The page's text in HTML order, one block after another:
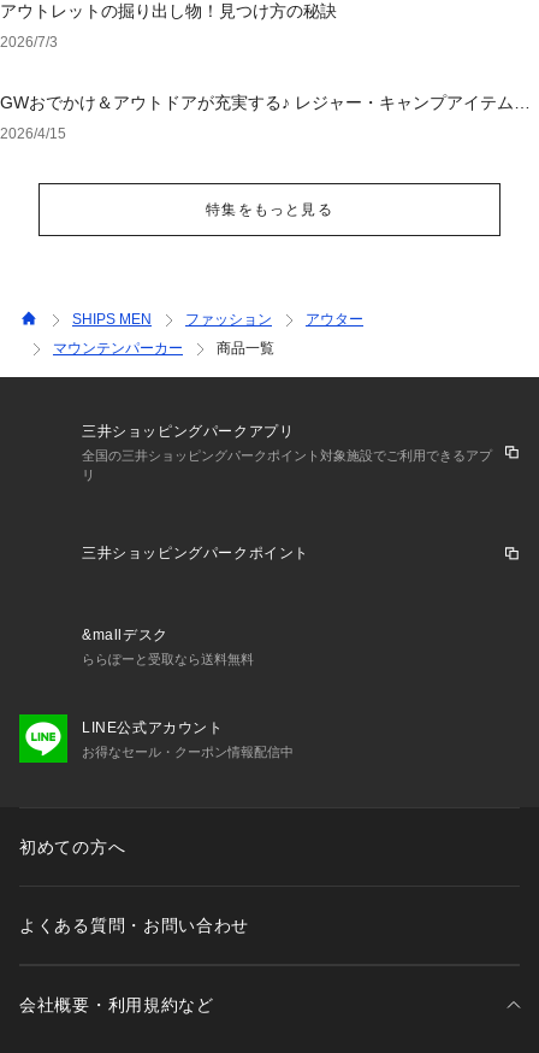
アウトレットの掘り出し物！見つけ方の秘訣
2026/7/3
GWおでかけ＆アウトドアが充実する♪ レジャー・キャンプアイテム特
集
2026/4/15
特集をもっと見る
SHIPS MEN ファッション
アウター
マウンテンパーカー
商品一覧
三井ショッピングパークアプリ
全国の三井ショッピングパークポイント対象施設でご利用できるアプ
リ
三井ショッピングパークポイント
&mallデスク
ららぽーと受取なら送料無料
LINE公式アカウント
お得なセール・クーポン情報配信中
初めての方へ
よくある質問・お問い合わせ
会社概要・利用規約など